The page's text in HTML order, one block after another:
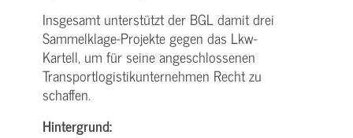
Insgesamt unterstützt der BGL damit drei
Sammelklage-Projekte gegen das Lkw-
Kartell, um für seine angeschlossenen
Transportlogistikunternehmen Recht zu
schaffen.
Hintergrund: